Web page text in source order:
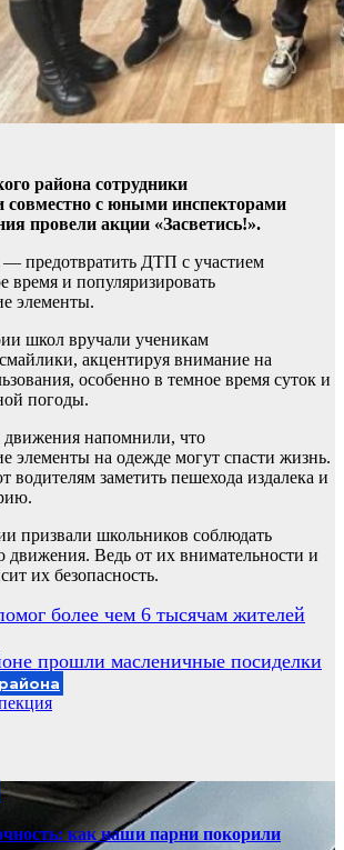
района сотрудники
совместно с юными инспекторами
провели акции «Засветись!».
предотвратить ДТП с участием
время и популяризировать
элементы.
школ вручали ученикам
акцентируя внимание на
особенно в темное время суток и
погоды.
напомнили, что
элементы на одежде могут спасти жизнь.
водителям заметить пешехода издалека и
призвали школьников соблюдать
движения. Ведь от их внимательности и
их безопасность.
более чем 6 тысячам жителей
прошли масленичные посиделки
как наши парни покорили